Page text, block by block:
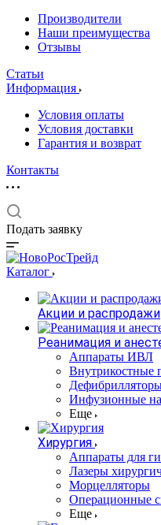
Производители
Наши преимущества
Отзывы
Статьи
Информация
Условия оплаты
Условия доставки
Гарантия и возврат
Контакты
Подать заявку
Каталог
Акции и распродажи
Реанимация и
Аппараты ИВЛ
Внутрикостные
Инфузионные
Еще
Хирургия
Аппараты для
Лазеры
Морцелляторы
Операционные
Еще